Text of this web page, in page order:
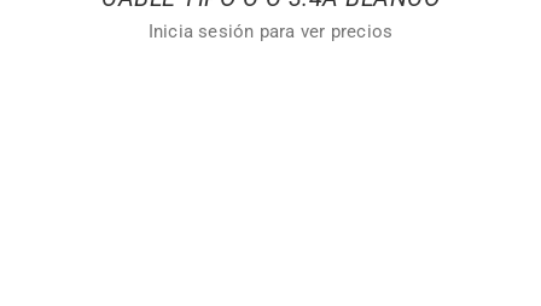
Inicia sesión para ver precios